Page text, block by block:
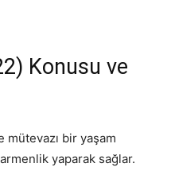
Konusu ve
mütevazı bir yaşam
yaparak sağlar.